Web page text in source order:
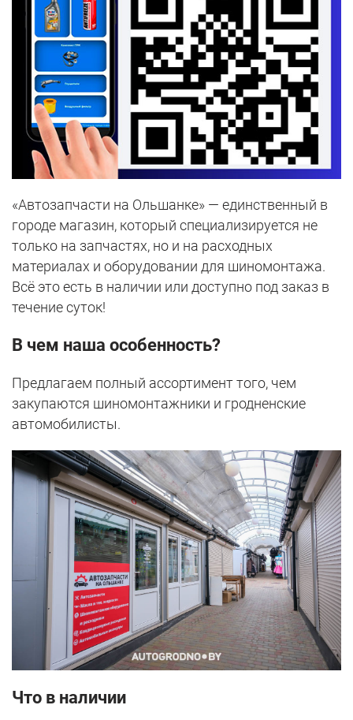
«Автозапчасти на Ольшанке» — единственный в
городе магазин, который специализируется не
только на запчастях, но и на расходных
материалах и оборудовании для шиномонтажа.
Всё это есть в наличии или доступно под заказ в
течение суток!
В чем наша особенность?
Предлагаем полный ассортимент того, чем
закупаются шиномонтажники и гродненские
автомобилисты.
Что в наличии